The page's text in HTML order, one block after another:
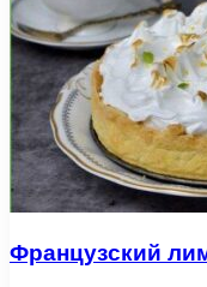
Французский